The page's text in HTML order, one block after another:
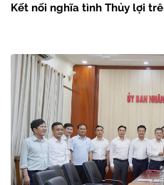
Kết nối nghĩa tình Thủy lợi